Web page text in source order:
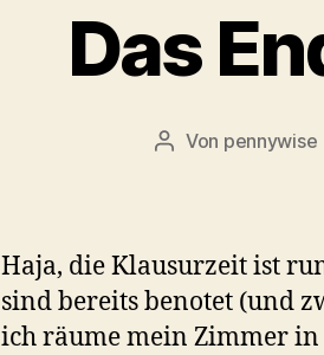
Das
Beitragsautor
Von pennywise
Haja, die Klausurzeit ist
sind bereits benotet (und
ich räume mein Zimmer